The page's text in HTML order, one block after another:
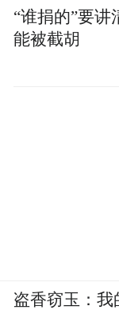
“谁捐的”要讲
能被截胡
盗香窃玉：我